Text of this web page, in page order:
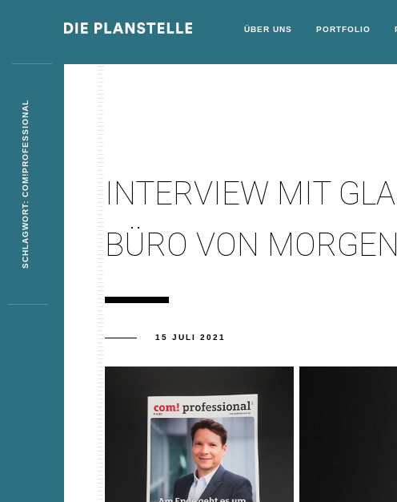
ÜBER UNS PORTFOLIO
INTERVIEW MIT
BÜRO VON MORGEN
15 JULI 2021
SCHLAGWORT: COM!PROFESSIONAL